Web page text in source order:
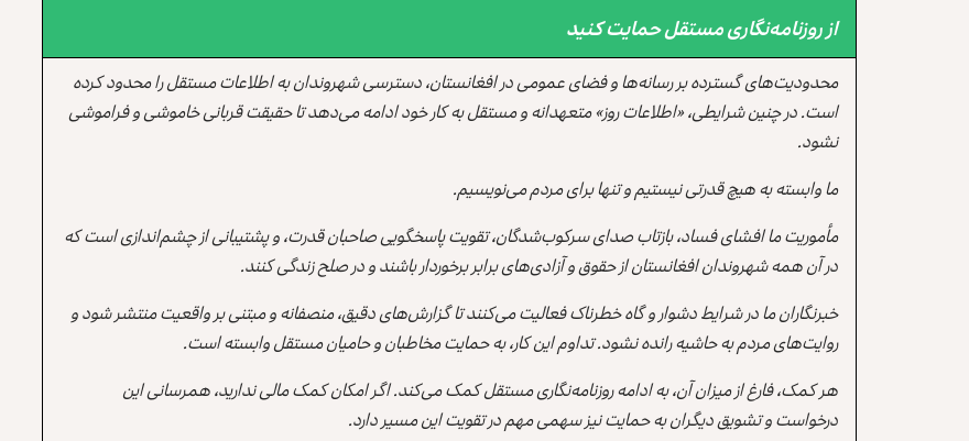
از روزنامه‌نگاری مستقل حمایت کنید
محدودیت‌های گسترده بر رسانه‌ها و فضای عمومی در افغانستان، دسترسی شهروندان به اطلاعات مستقل را محدود کرده
است. در چنین شرایطی، «اطلاعات روز» متعهدانه و مستقل به کار خود ادامه می‌دهد تا حقیقت قربانی خاموشی و فراموشی
نشود.
ما وابسته به هیچ قدرتی نیستیم و تنها برای مردم می‌نویسیم.
مأموریت ما افشای فساد، بازتاب صدای سرکوب‌شدگان، تقویت پاسخگویی صاحبان قدرت، و پشتیبانی از چشم‌اندازی است که
در آن همه شهروندان افغانستان از حقوق و آزادی‌های برابر برخوردار باشند و در صلح زندگی کنند.
خبرنگاران ما در شرایط دشوار و گاه خطرناک فعالیت می‌کنند تا گزارش‌های دقیق، منصفانه و مبتنی بر واقعیت منتشر شود و
روایت‌های مردم به حاشیه رانده نشود. تداوم این کار، به حمایت مخاطبان و حامیان مستقل وابسته است.
هر کمک، فارغ از میزان آن، به ادامه روزنامه‌نگاری مستقل کمک می‌کند. اگر امکان کمک مالی ندارید، همرسانی این
درخواست و تشویق دیگران به حمایت نیز سهمی مهم در تقویت این مسیر دارد.